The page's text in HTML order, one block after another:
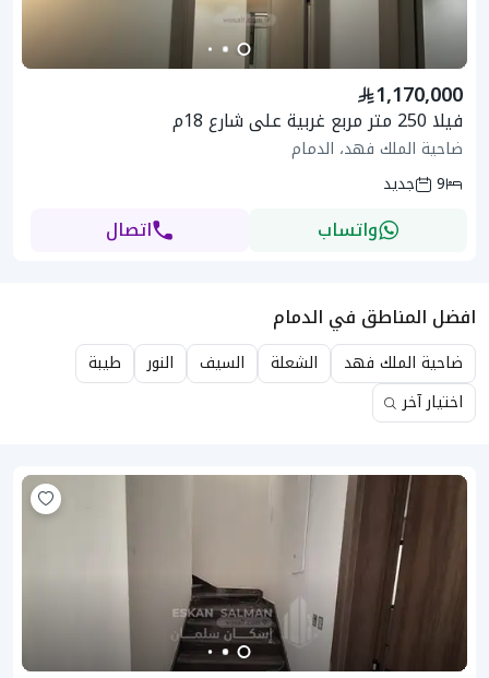
1,170,000
فيلا 250 متر مربع غربية على شارع 18م
ضاحية الملك فهد، الدمام
9
جديد
واتساب اتصال
افضل المناطق في الدمام
ضاحية الملك فهد الشعلة السيف النور
طيبة
اختيار آخر